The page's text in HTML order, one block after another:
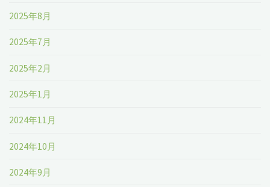
2025年8月
2025年7月
2025年2月
2025年1月
2024年11月
2024年10月
2024年9月